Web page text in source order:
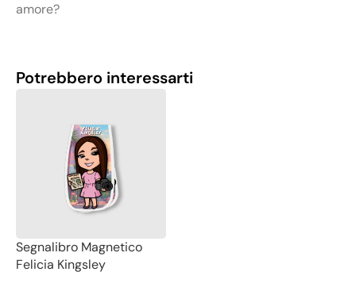
amore?
Potrebbero interessarti
Segnalibro Magnetico
Felicia Kingsley